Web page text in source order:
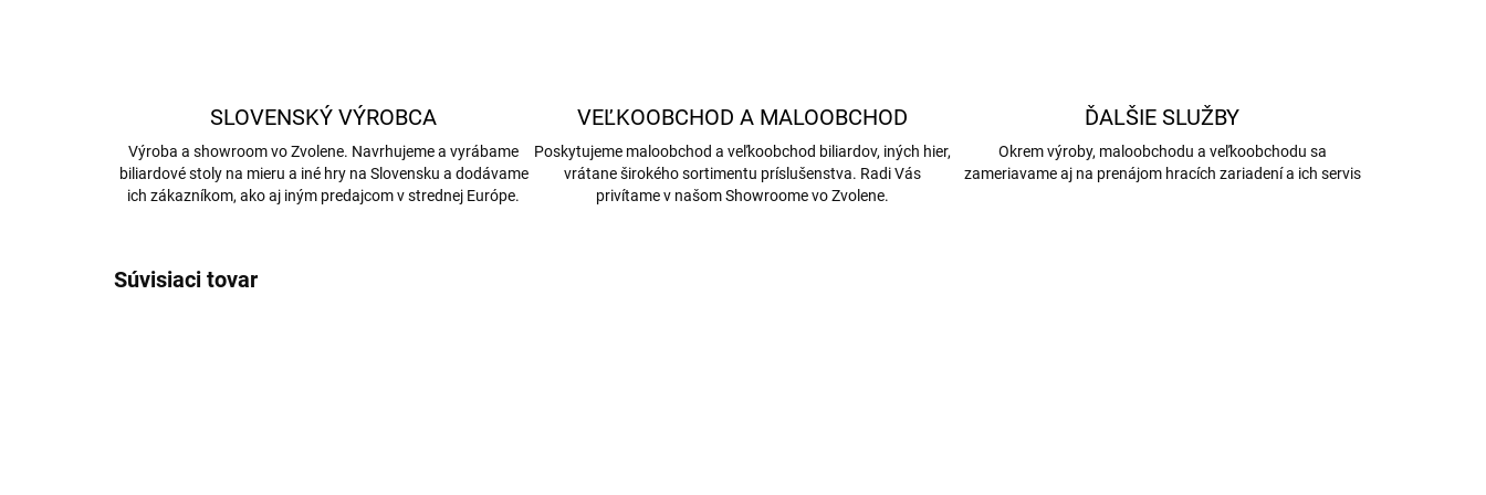
SLOVENSKÝ VÝROBCA
Výroba a showroom vo Zvolene. Navrhujeme a vyrábame
biliardové stoly na mieru a iné hry na Slovensku a dodávame
ich zákazníkom, ako aj iným predajcom v strednej Európe.
VEĽKOOBCHOD A MALOOBCHOD
Poskytujeme maloobchod a veľkoobchod biliardov, iných hier,
vrátane širokého sortimentu príslušenstva. Radi Vás
privítame v našom Showroome vo Zvolene.
ĎALŠIE SLUŽBY
Okrem výroby, maloobchodu a veľkoobchodu sa
zameriavame aj na prenájom hracích zariadení a ich servis
Súvisiaci tovar